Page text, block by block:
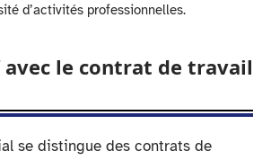
d’activités professionnelles.
le contrat de travail
se distingue des contrats de